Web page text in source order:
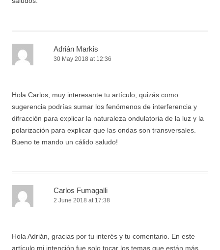
Adrián Markis
30 May 2018 at 12:36
Hola Carlos, muy interesante tu artículo, quizás como
sugerencia podrías sumar los fenómenos de interferencia y
difracción para explicar la naturaleza ondulatoria de la luz y la
polarización para explicar que las ondas son transversales.
Bueno te mando un cálido saludo!
Carlos Fumagalli
2 June 2018 at 17:38
Hola Adrián, gracias por tu interés y tu comentario. En este
artículo mi intención fue solo tocar los temas que están más